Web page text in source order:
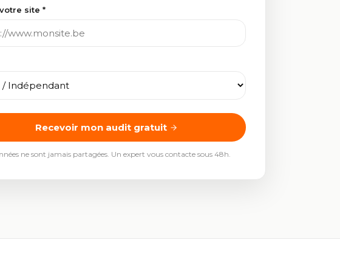
site *
Recevoir mon audit gratuit
ne sont jamais partagées. Un expert vous contacte sous 48h.